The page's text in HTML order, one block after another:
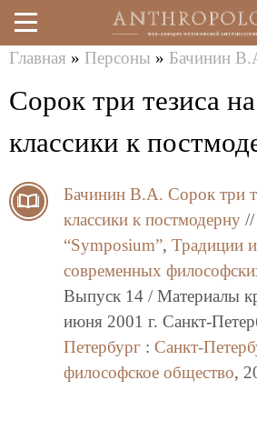
Перейти
к
здесь
Главная » Персоны » Бачинин
Сорок три тезиса
классики к
Бачинин В.А. Сорок три
классики к постмодерну //
“Symposium”, Традиции
современных
Выпуск 14 / Материалы
июня 2001 г. Санкт-
Петербург : Санкт-
философское общество,